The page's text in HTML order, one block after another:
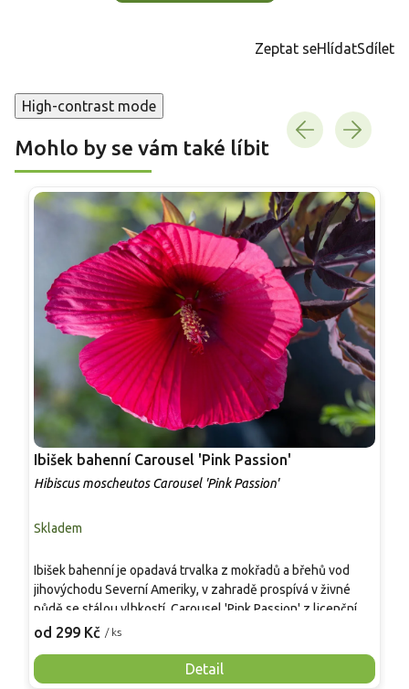
Zeptat seHlídatSdílet
High-contrast mode
Mohlo by se vám také líbit
Ibišek bahenní Carousel 'Pink Passion'
Hibiscus moscheutos Carousel 'Pink Passion'
Skladem
od 299 Kč / ks
Detail
Ibišek bahenní je opadavá trvalka z mokřadů a břehů vod
jihovýchodu Severní Ameriky, v zahradě prospívá v živné
půdě se stálou vlhkostí. Carousel 'Pink Passion' z licenční
série vyšlechtěné Alainem Tanem tvoří vzpřímené, větvené
purpurové, hluboce laločnaté listy zvýrazňují květy 15–18
cm, růžovočervené s tmavším okem, kvetoucí červenec–září.